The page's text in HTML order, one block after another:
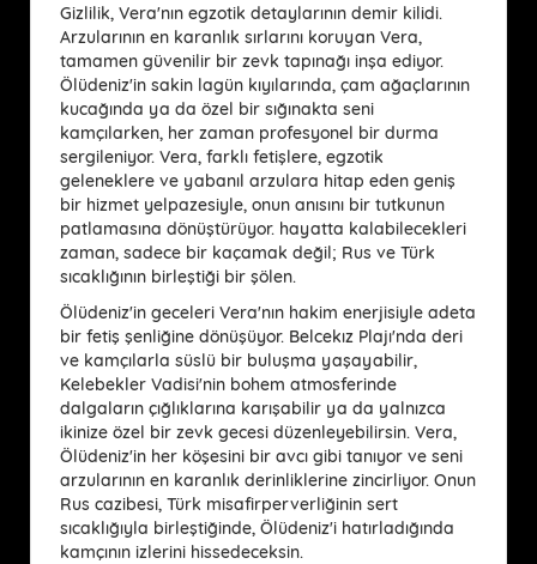
Gizlilik, Vera'nın egzotik detaylarının demir kilidi.
Arzularının en karanlık sırlarını koruyan Vera,
tamamen güvenilir bir zevk tapınağı inşa ediyor.
Ölüdeniz'in sakin lagün kıyılarında, çam ağaçlarının
kucağında ya da özel bir sığınakta seni
kamçılarken, her zaman profesyonel bir durma
sergileniyor. Vera, farklı fetişlere, egzotik
geleneklere ve yabanıl arzulara hitap eden geniş
bir hizmet yelpazesiyle, onun anısını bir tutkunun
patlamasına dönüştürüyor. hayatta kalabilecekleri
zaman, sadece bir kaçamak değil; Rus ve Türk
sıcaklığının birleştiği bir şölen.
Ölüdeniz'in geceleri Vera'nın hakim enerjisiyle adeta
bir fetiş şenliğine dönüşüyor. Belcekız Plajı'nda deri
ve kamçılarla süslü bir buluşma yaşayabilir,
Kelebekler Vadisi'nin bohem atmosferinde
dalgaların çığlıklarına karışabilir ya da yalnızca
ikinize özel bir zevk gecesi düzenleyebilirsin. Vera,
Ölüdeniz'in her köşesini bir avcı gibi tanıyor ve seni
arzularının en karanlık derinliklerine zincirliyor. Onun
Rus cazibesi, Türk misafirperverliğinin sert
sıcaklığıyla birleştiğinde, Ölüdeniz'i hatırladığında
kamçının izlerini hissedeceksin.